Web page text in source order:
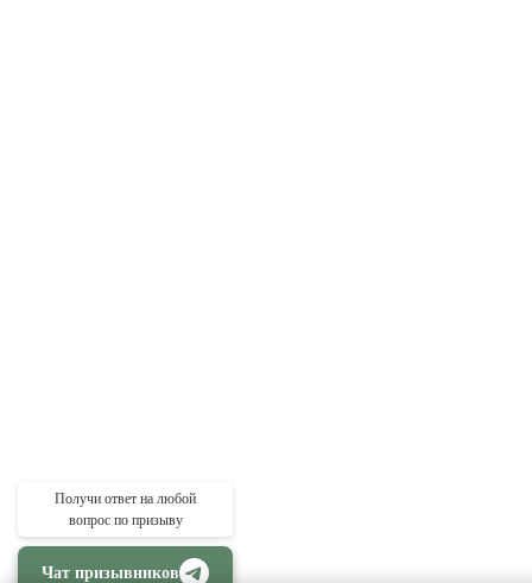
Получи ответ на любой
вопрос по призыву
Чат призывников